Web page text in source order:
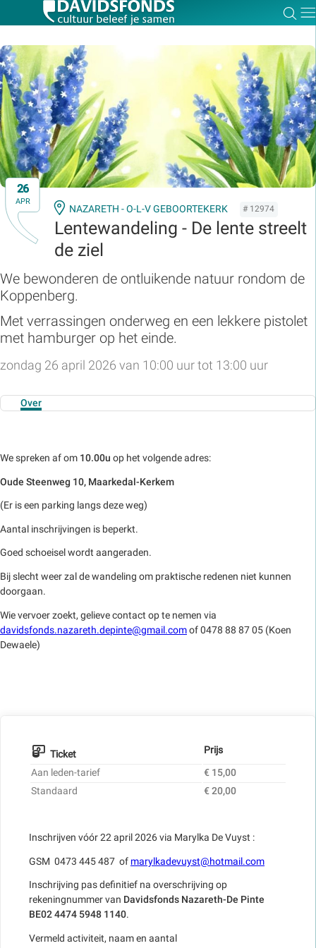
26
APR
NAZARETH - O-L-V GEBOORTEKERK # 12974
Lentewandeling - De lente streelt
de ziel
We bewonderen de ontluikende natuur rondom de
Koppenberg.
Met verrassingen onderweg en een lekkere pistolet
met hamburger op het einde.
zondag 26 april 2026 van 10:00 uur tot 13:00 uur
Over
We spreken af om 10.00u op het volgende adres:
Oude Steenweg 10, Maarkedal-Kerkem
(Er is een parking langs deze weg)
Aantal inschrijvingen is beperkt.
Goed schoeisel wordt aangeraden.
Bij slecht weer zal de wandeling om praktische redenen niet kunnen
doorgaan.
Wie vervoer zoekt, gelieve contact op te nemen via
davidsfonds.nazareth.depinte@gmail.comof 0478 88 87 05 (Koen
Dewaele)
Ticket
Prijs
Aan leden-tarief
€ 15,00
Standaard
€ 20,00
Inschrijven vóór 22 april 2026 via Marylka De Vuyst :
GSM 0473 445 487 of marylkadevuyst@hotmail.com
Inschrijving pas definitief na overschrijving op
rekeningnummer van Davidsfonds Nazareth-De Pinte
BE02 4474 5948 1140.
Vermeld activiteit, naam en aantal
Zoek:
Zoeken